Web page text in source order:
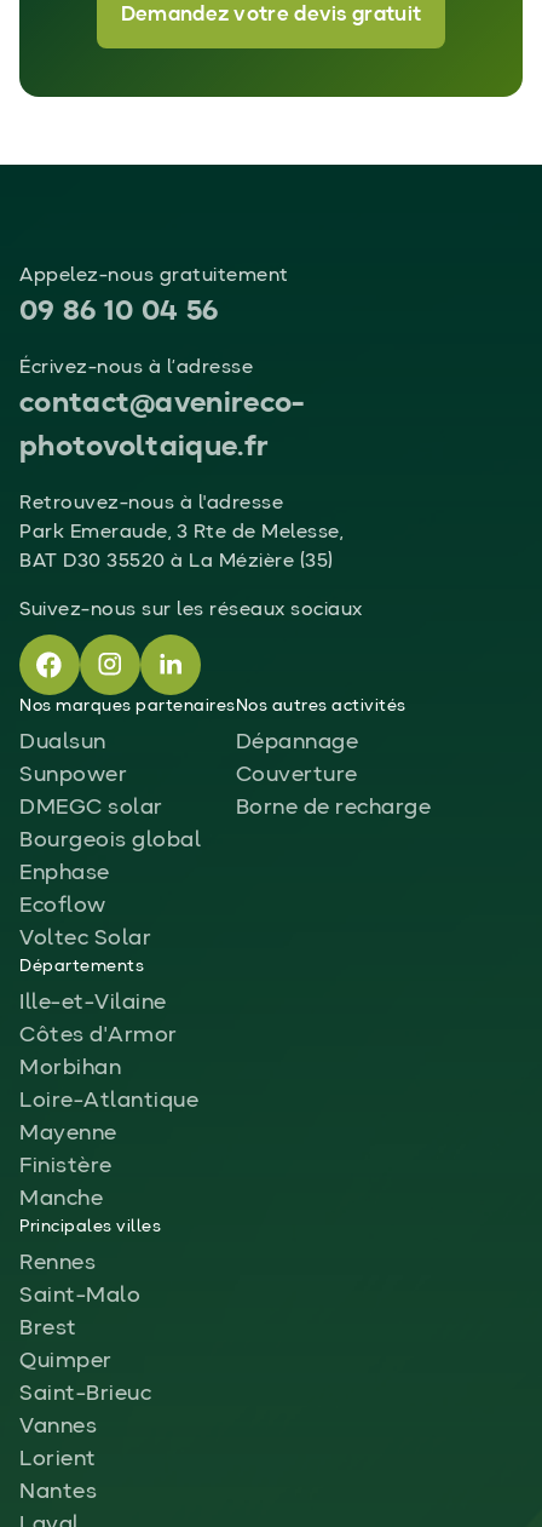
Demandez votre devis gratuit
Appelez-nous gratuitement
09 86 10 04 56
Écrivez-nous à l’adresse
contact@avenireco-
photovoltaique.fr
Retrouvez-nous à l'adresse
Park Emeraude, 3 Rte de Melesse,
BAT D30 35520 à La Mézière (35)
Suivez-nous sur les réseaux sociaux
Nos marques partenaires
Dualsun
Sunpower
DMEGC solar
Bourgeois global
Enphase
Ecoflow
Voltec Solar
Nos autres activités
Dépannage
Couverture
Borne de recharge
Départements
Ille-et-Vilaine
Côtes d'Armor
Morbihan
Loire-Atlantique
Mayenne
Finistère
Manche
Principales villes
Rennes
Saint-Malo
Brest
Quimper
Saint-Brieuc
Vannes
Lorient
Nantes